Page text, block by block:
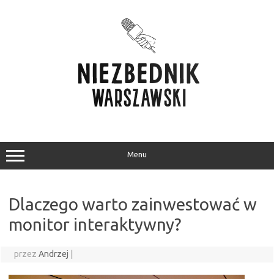
Menu
Dlaczego warto zainwestować w
monitor interaktywny?
przez Andrzej